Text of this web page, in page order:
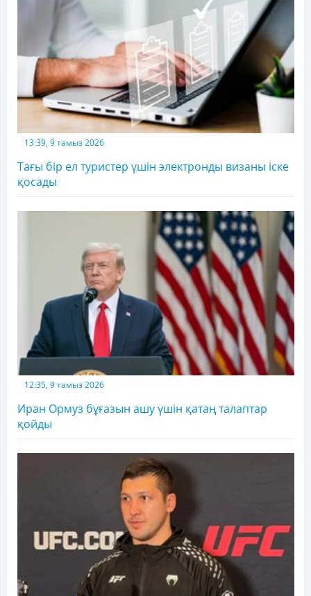
13:39, 9 тамыз 2026
Тағы бір ел туристер үшін электронды визаны іске
қосады
12:35, 9 тамыз 2026
Иран Ормуз бұғазын ашу үшін қатаң талаптар
қойды